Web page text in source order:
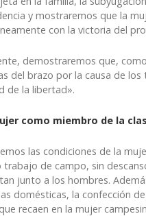
y mostraremos que la
con la victoria del
demostraremos que,
del brazo por la causa de los
de la libertad».
como miembro de la
las condiciones de la
trabajo de campo, sin
junto a los hombres.
domésticas, la confección
recaen en la mujer